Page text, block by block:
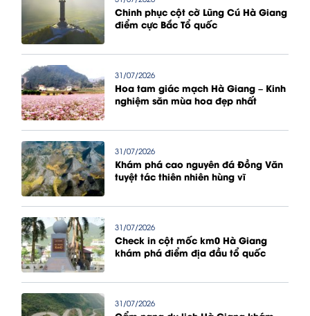
Chinh phục cột cờ Lũng Cú Hà Giang
điểm cực Bắc Tổ quốc
31/07/2026
Hoa tam giác mạch Hà Giang – Kinh
nghiệm săn mùa hoa đẹp nhất
31/07/2026
Khám phá cao nguyên đá Đồng Văn
tuyệt tác thiên nhiên hùng vĩ
31/07/2026
Check in cột mốc km0 Hà Giang
khám phá điểm địa đầu tổ quốc
31/07/2026